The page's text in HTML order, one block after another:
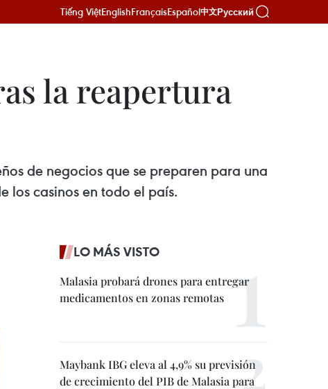
Tiếng ViệtEnglishFrançaisEspañol中文Русский
la reapertura
de negocios que se preparen para una
los casinos en todo el país.
LO MÁS VISTO
Malasia probará drones para entregar
medicamentos en zonas remotas
Maybank IBG eleva al 4,9% su previsión
de crecimiento del PIB de Malasia para